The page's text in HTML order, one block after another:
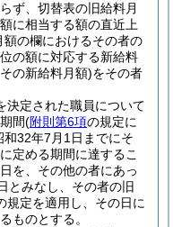
ず、切替表の旧給料月
に相当する額の直近上
の欄におけるその者の
の額に対応する新給料
の新給料月額)をその者
決定された職員について
間(附則第6項の規定に
和32年7月1日までにそ
定める期間に達するこ
を、その他の者にあっ
とみなし、その者の旧
規定を適用し、その日に
ものとする。